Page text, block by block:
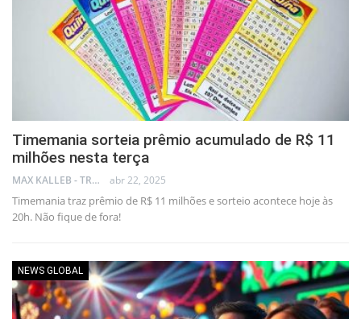
Timemania sorteia prêmio acumulado de R$ 11
milhões nesta terça
MAX KALLEB - TRADER abr 22, 2025
Timemania traz prêmio de R$ 11 milhões e sorteio acontece hoje às
20h. Não fique de fora!
NEWS GLOBAL